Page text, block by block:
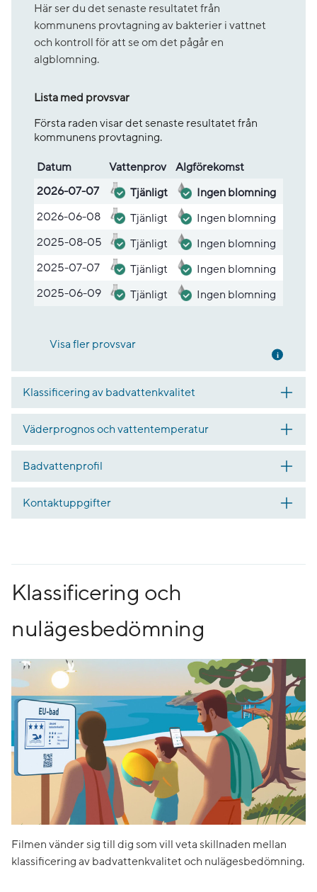
Här ser du det senaste resultatet från
kommunens provtagning av bakterier i vattnet
och kontroll för att se om det pågår en
algblomning.
Lista med provsvar
Första raden visar det senaste resultatet från
kommunens provtagning.
Lista med provsvar
Datum Vatten­prov
Alg­före­komst
2026-07-07
Tjänligt
Ingen blomning
2026-06-08
Tjänligt
Ingen blomning
2025-08-05
Tjänligt
Ingen blomning
2025-07-07
Tjänligt
Ingen blomning
2025-06-09
Tjänligt Ingen blomning
Visa fler provsvar Mer
Klassificering av badvattenkvalitet
Väderprognos och vattentemperatur
Badvattenprofil
Kontaktuppgifter
Klassificering och
nulägesbedömning
Filmen vänder sig till dig som vill veta skillnaden mellan
klassificering av badvattenkvalitet och nulägesbedömning.